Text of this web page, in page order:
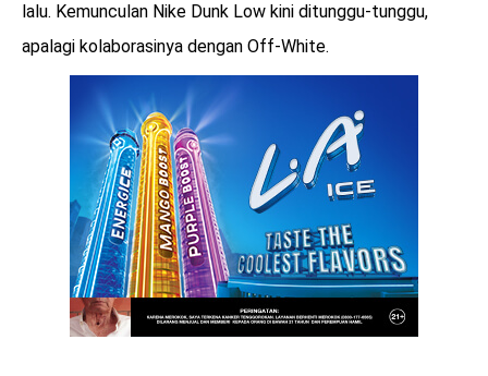
lalu. Kemunculan Nike Dunk Low kini ditunggu-tunggu,
apalagi kolaborasinya dengan Off-White.